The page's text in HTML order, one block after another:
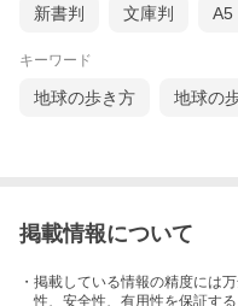
新書判 文庫判 A5
キーワード
地球の歩き方 地球の
掲載情報について
・掲載している情報の精度には
性、安全性、有用性を保証する